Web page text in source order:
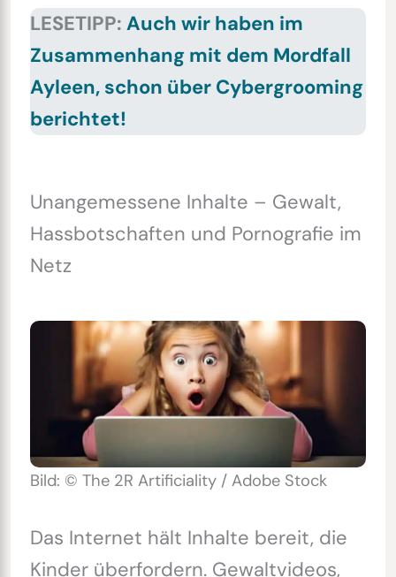
LESETIPP: Auch wir haben im
Zusammenhang mit dem Mordfall
Ayleen, schon über Cybergrooming
berichtet!
Unangemessene Inhalte – Gewalt,
Hassbotschaften und Pornografie im
Netz
Bild: © The 2R Artificiality / Adobe Stock
Das Internet hält Inhalte bereit, die
Kinder überfordern. Gewaltvideos,